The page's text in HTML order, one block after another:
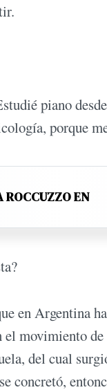
piano
porque
ROCCUZZO EN
en Argentina
movimiento
del cual
concretó,